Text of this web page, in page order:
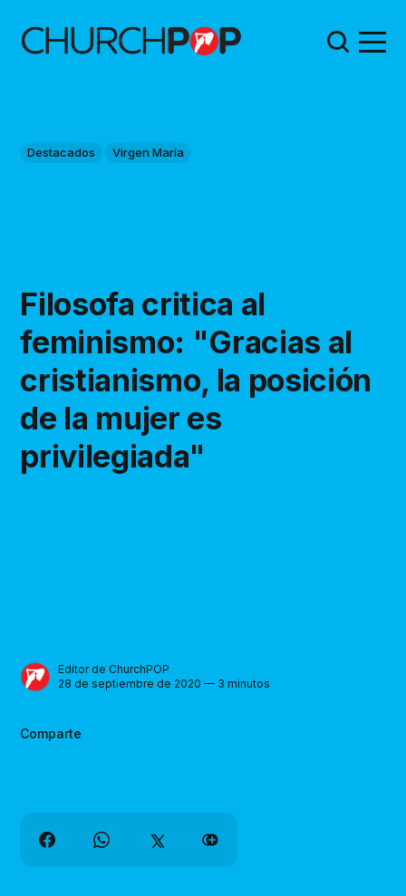
Destacados Virgen María
Filosofa critica al
feminismo: "Gracias al
cristianismo, la posición
de la mujer es
privilegiada"
Editor de ChurchPOP
28 de septiembre de 2020 — 3 minutos
Comparte